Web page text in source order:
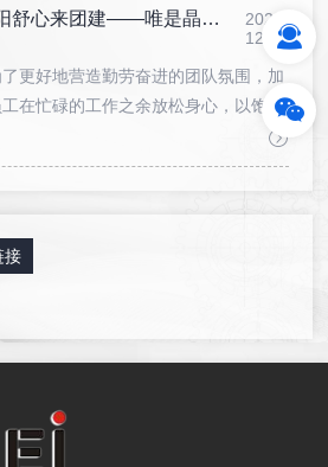
日（周日）上班。
初冬柑香飘满城 暖阳舒心来团建——唯是晶圆新会双水柑场团建活动
2023-
12-15
更好地营造勤劳奋进的团队氛围，加
在忙碌的工作之余放松身心，以饱满
到来。近日，唯是晶圆科技有限公司在
展一场别开生面的“初冬柑香飘满
摘之旅。
接